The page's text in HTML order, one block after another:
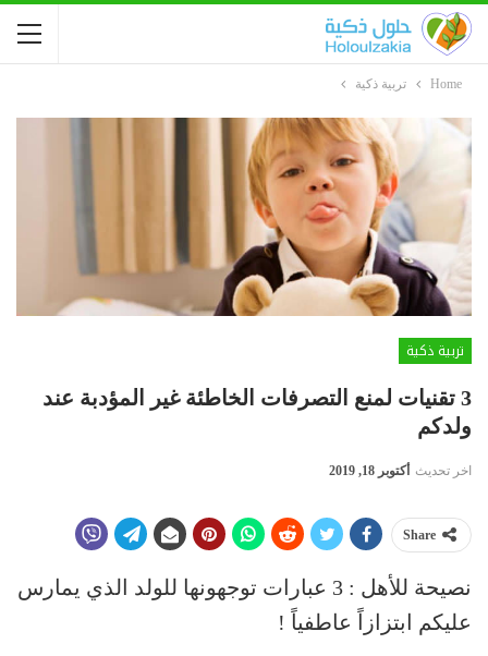
Home تربية ذكية
تربية ذكية
3 تقنيات لمنع التصرفات الخاطئة غير المؤدبة عند
ولدكم
اخر تحديث أكتوبر 18, 2019
Share
نصيحة للأهل : 3 عبارات توجهونها للولد الذي يمارس
عليكم ابتزازاً عاطفياً !